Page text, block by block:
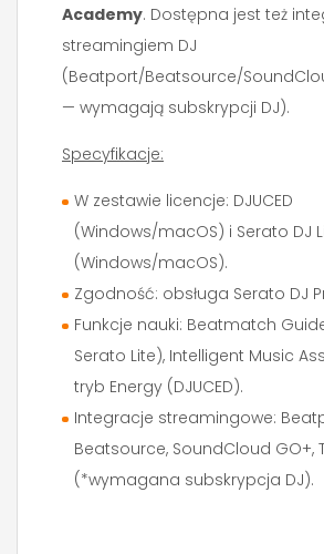
Academy. Dostępna jest też
streamingiem DJ
(Beatport/Beatsource/
— wymagają subskrypcji DJ).
Specyfikacje:
W zestawie licencje: DJUCED
(Windows/macOS) i Serato DJ
(Windows/macOS).
Zgodność: obsługa Serato DJ
Funkcje nauki: Beatmatch
Serato Lite), Intelligent Music
tryb Energy (DJUCED).
Integracje streamingowe:
Beatsource, SoundCloud GO+,
(*wymagana subskrypcja DJ).